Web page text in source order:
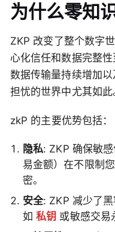
为什么零知
ZKP 改变了整个数字
心化信任和数据完整
数据传输量持续增加
担忧的世界中尤其如此
zkP 的主要优势包括：
隐私: ZKP 确保敏
易金额）在不限制
密。
安全: ZKP 减少了
如私钥 或敏感交易